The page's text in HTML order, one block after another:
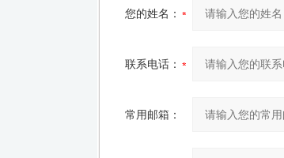
您的姓名：
联系电话：
常用邮箱：